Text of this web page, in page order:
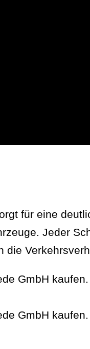
für eine
Jeder
die